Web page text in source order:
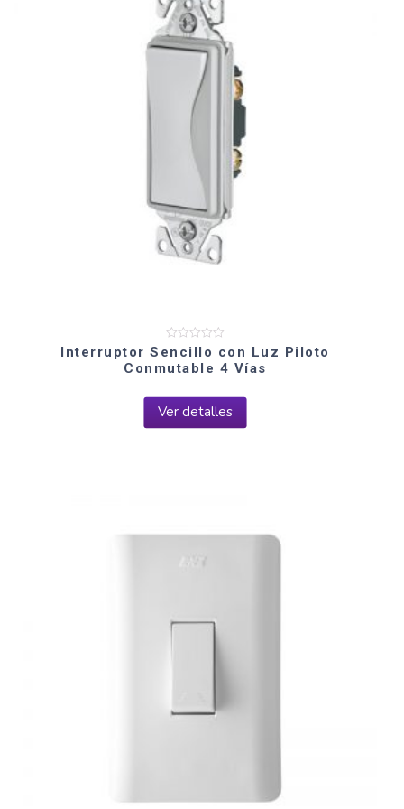
Valorado
en
0
Interruptor Sencillo con Luz Piloto
Conmutable 4 Vías
Ver detalles